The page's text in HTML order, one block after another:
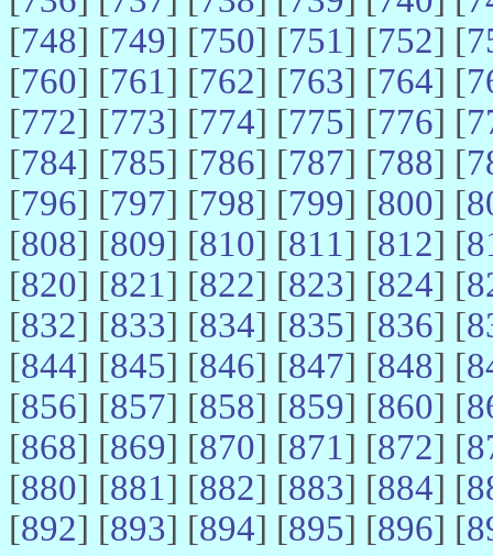
[748] [749] [750] [751] [752] [
[760] [761] [762] [763] [764] [
[772] [773] [774] [775] [776] [
[784] [785] [786] [787] [788] [
[796] [797] [798] [799] [800] [
[808] [809] [810] [811] [812] [
[820] [821] [822] [823] [824] [
[832] [833] [834] [835] [836] [
[844] [845] [846] [847] [848] [
[856] [857] [858] [859] [860] [
[868] [869] [870] [871] [872] [
[880] [881] [882] [883] [884] [
[892] [893] [894] [895] [896] [